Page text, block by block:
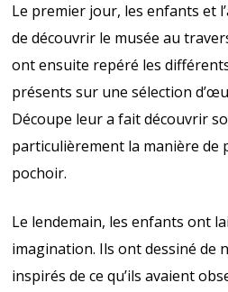
Le premier jour, les enfants et
de découvrir le musée au
ont ensuite repéré les
présents sur une sélection
Découpe leur a fait découvrir
particulièrement la manière de
pochoir.
Le lendemain, les enfants ont
imagination. Ils ont dessiné de
inspirés de ce qu’ils avaient